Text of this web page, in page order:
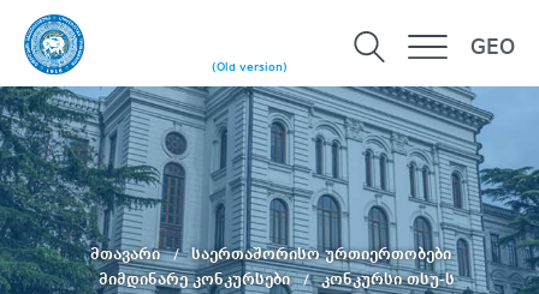
(Old version)
GEO
მთავარი
საერთაშორისო ურთიერთობები
მიმდინარე კონკურსები
კონკურსი თსუ-ს